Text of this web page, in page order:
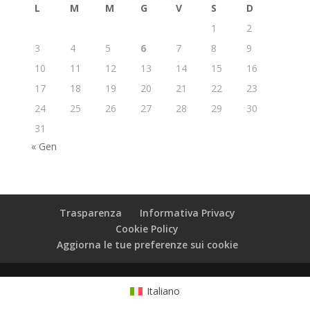
L M M G V S
D
1
2
3
4 5 6 7 8
9
10
11 12 13 14 15
16
17
18 19 20 21 22
23
24
25 26 27 28 29
30
31
« Gen
Trasparenza
Informativa Privacy
Cookie Policy
Aggiorna le tue preferenze sui cookie
Italiano